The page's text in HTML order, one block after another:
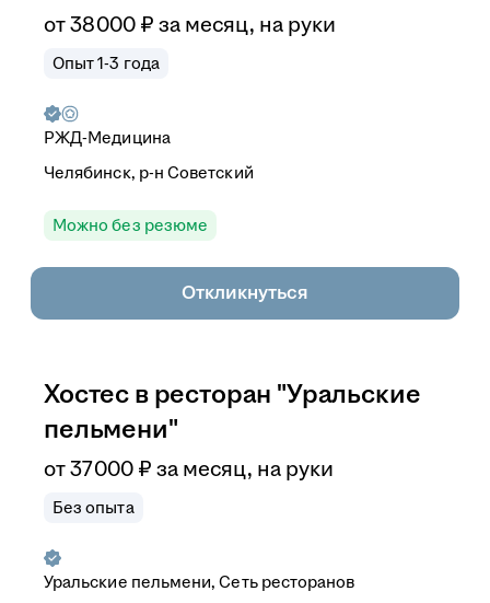
от38 000 ₽ за месяц, на руки
Опыт 1-3 года
РЖД-Медицина
Челябинск, р-н Советский
Можно без резюме
Откликнуться
Хостес в ресторан "Уральские
пельмени"
от37 000 ₽ за месяц, на руки
Без опыта
Уральские пельмени, Сеть ресторанов